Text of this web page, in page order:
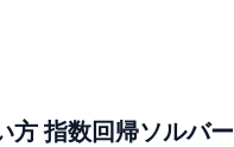
方 指数回帰ソルバー